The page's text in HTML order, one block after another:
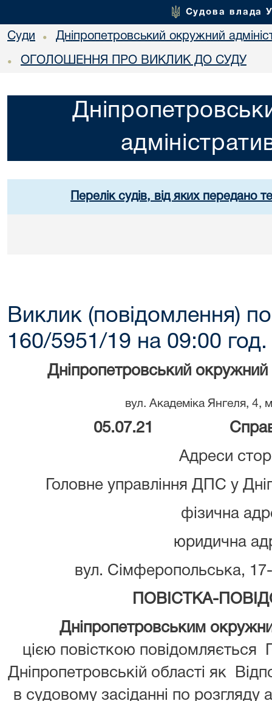
Судова влада
Суди • Дніпропетровський окружний
• ОГОЛОШЕННЯ ПРО ВИКЛИК ДО СУДУ
Перелік судів, від яких передано
Виклик (повідомлення)
160/5951/19 на 09:00
Дніпропетровський окружний
вул. Академіка Янгеля, 4,
05.07.21 Справа
Адреси
Головне управління ДПС у
фізична
юридична
вул. Сімферопольська,
ПОВІСТКА-
Дніпропетровським окружним
цією повісткою повідомляється
Дніпропетровській області як
в судовому засіданні по розгляду